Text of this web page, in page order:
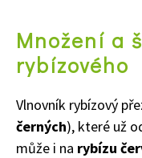
Množení a
rybízového
Vlnovník rybízový p
černých), které už
může i na rybízu